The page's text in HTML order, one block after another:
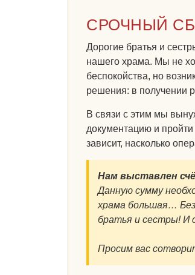
СРОЧНЫЙ
Дорогие братья и
нашего храма. Мы не
беспокойства, но
решения: в получении
В связи с этим мы
документацию и пройти
зависит, насколько
Нам выставлен
Данную сумму
храма большая…
братья и сестры! И
Просим вас